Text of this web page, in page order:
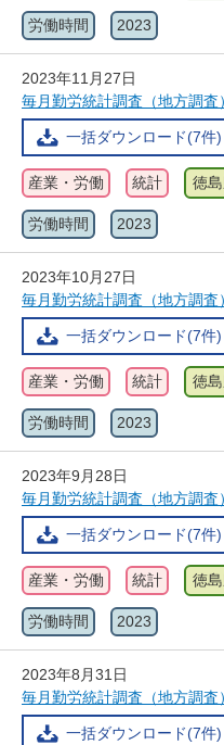
労働時間 2023
2023年11月27日
毎月勤労統計調査（地方調査
一括ダウンロード(7件)
産業・労働 統計 徳
労働時間 2023
2023年10月27日
毎月勤労統計調査（地方調査
一括ダウンロード(7件)
産業・労働 統計 徳
労働時間 2023
2023年9月28日
毎月勤労統計調査（地方調査
一括ダウンロード(7件)
産業・労働 統計 徳
労働時間 2023
2023年8月31日
毎月勤労統計調査（地方調査
一括ダウンロード(7件)